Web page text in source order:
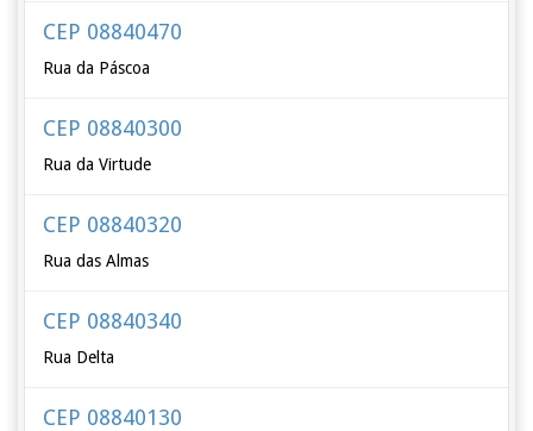
CEP 08840470
Rua da Páscoa
CEP 08840300
Rua da Virtude
CEP 08840320
Rua das Almas
CEP 08840340
Rua Delta
CEP 08840130